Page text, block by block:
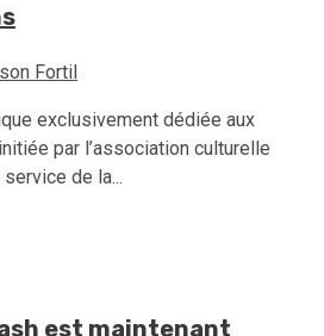
Fortil
exclusivement dédiée aux
par l’association culturelle
de la...
est maintenant